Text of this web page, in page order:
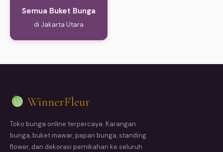
Semua Buket Bunga
di Jakarta Utara
WinnerFleur
Toko bunga online terpercaya. Karangan
bunga, buket mawar, papan bunga, standing
flower, dan dekorasi pernikahan ke seluruh